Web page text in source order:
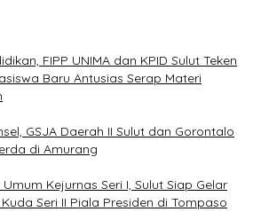
FIPP UNIMA dan KPID Sulut Teken
Baru Antusias Serap Materi
GSJA Daerah II Sulut dan Gorontalo
di Amurang
Kejurnas Seri I, Sulut Siap Gelar
Seri II Piala Presiden di Tompaso